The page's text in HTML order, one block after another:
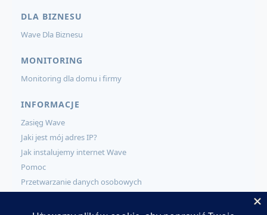
DLA BIZNESU
Wave Dla Biznesu
MONITORING
Monitoring dla domu i firmy
INFORMACJE
Zasięg Wave
Jaki jest mój adres IP?
Jak instalujemy internet Wave
Pomoc
Przetwarzanie danych osobowych